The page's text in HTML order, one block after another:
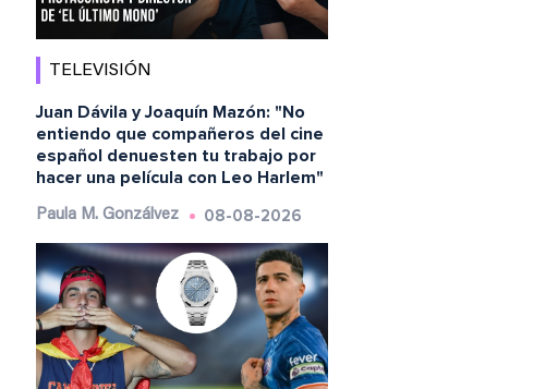
TELEVISIÓN
Juan Dávila y Joaquín Mazón: "No
entiendo que compañeros del cine
español denuesten tu trabajo por
hacer una película con Leo Harlem"
Paula M. Gonzálvez 08-08-2026